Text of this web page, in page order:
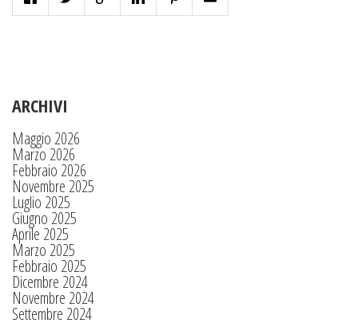
ARCHIVI
Maggio 2026
Marzo 2026
Febbraio 2026
Novembre 2025
Luglio 2025
Giugno 2025
Aprile 2025
Marzo 2025
Febbraio 2025
Dicembre 2024
Novembre 2024
Settembre 2024